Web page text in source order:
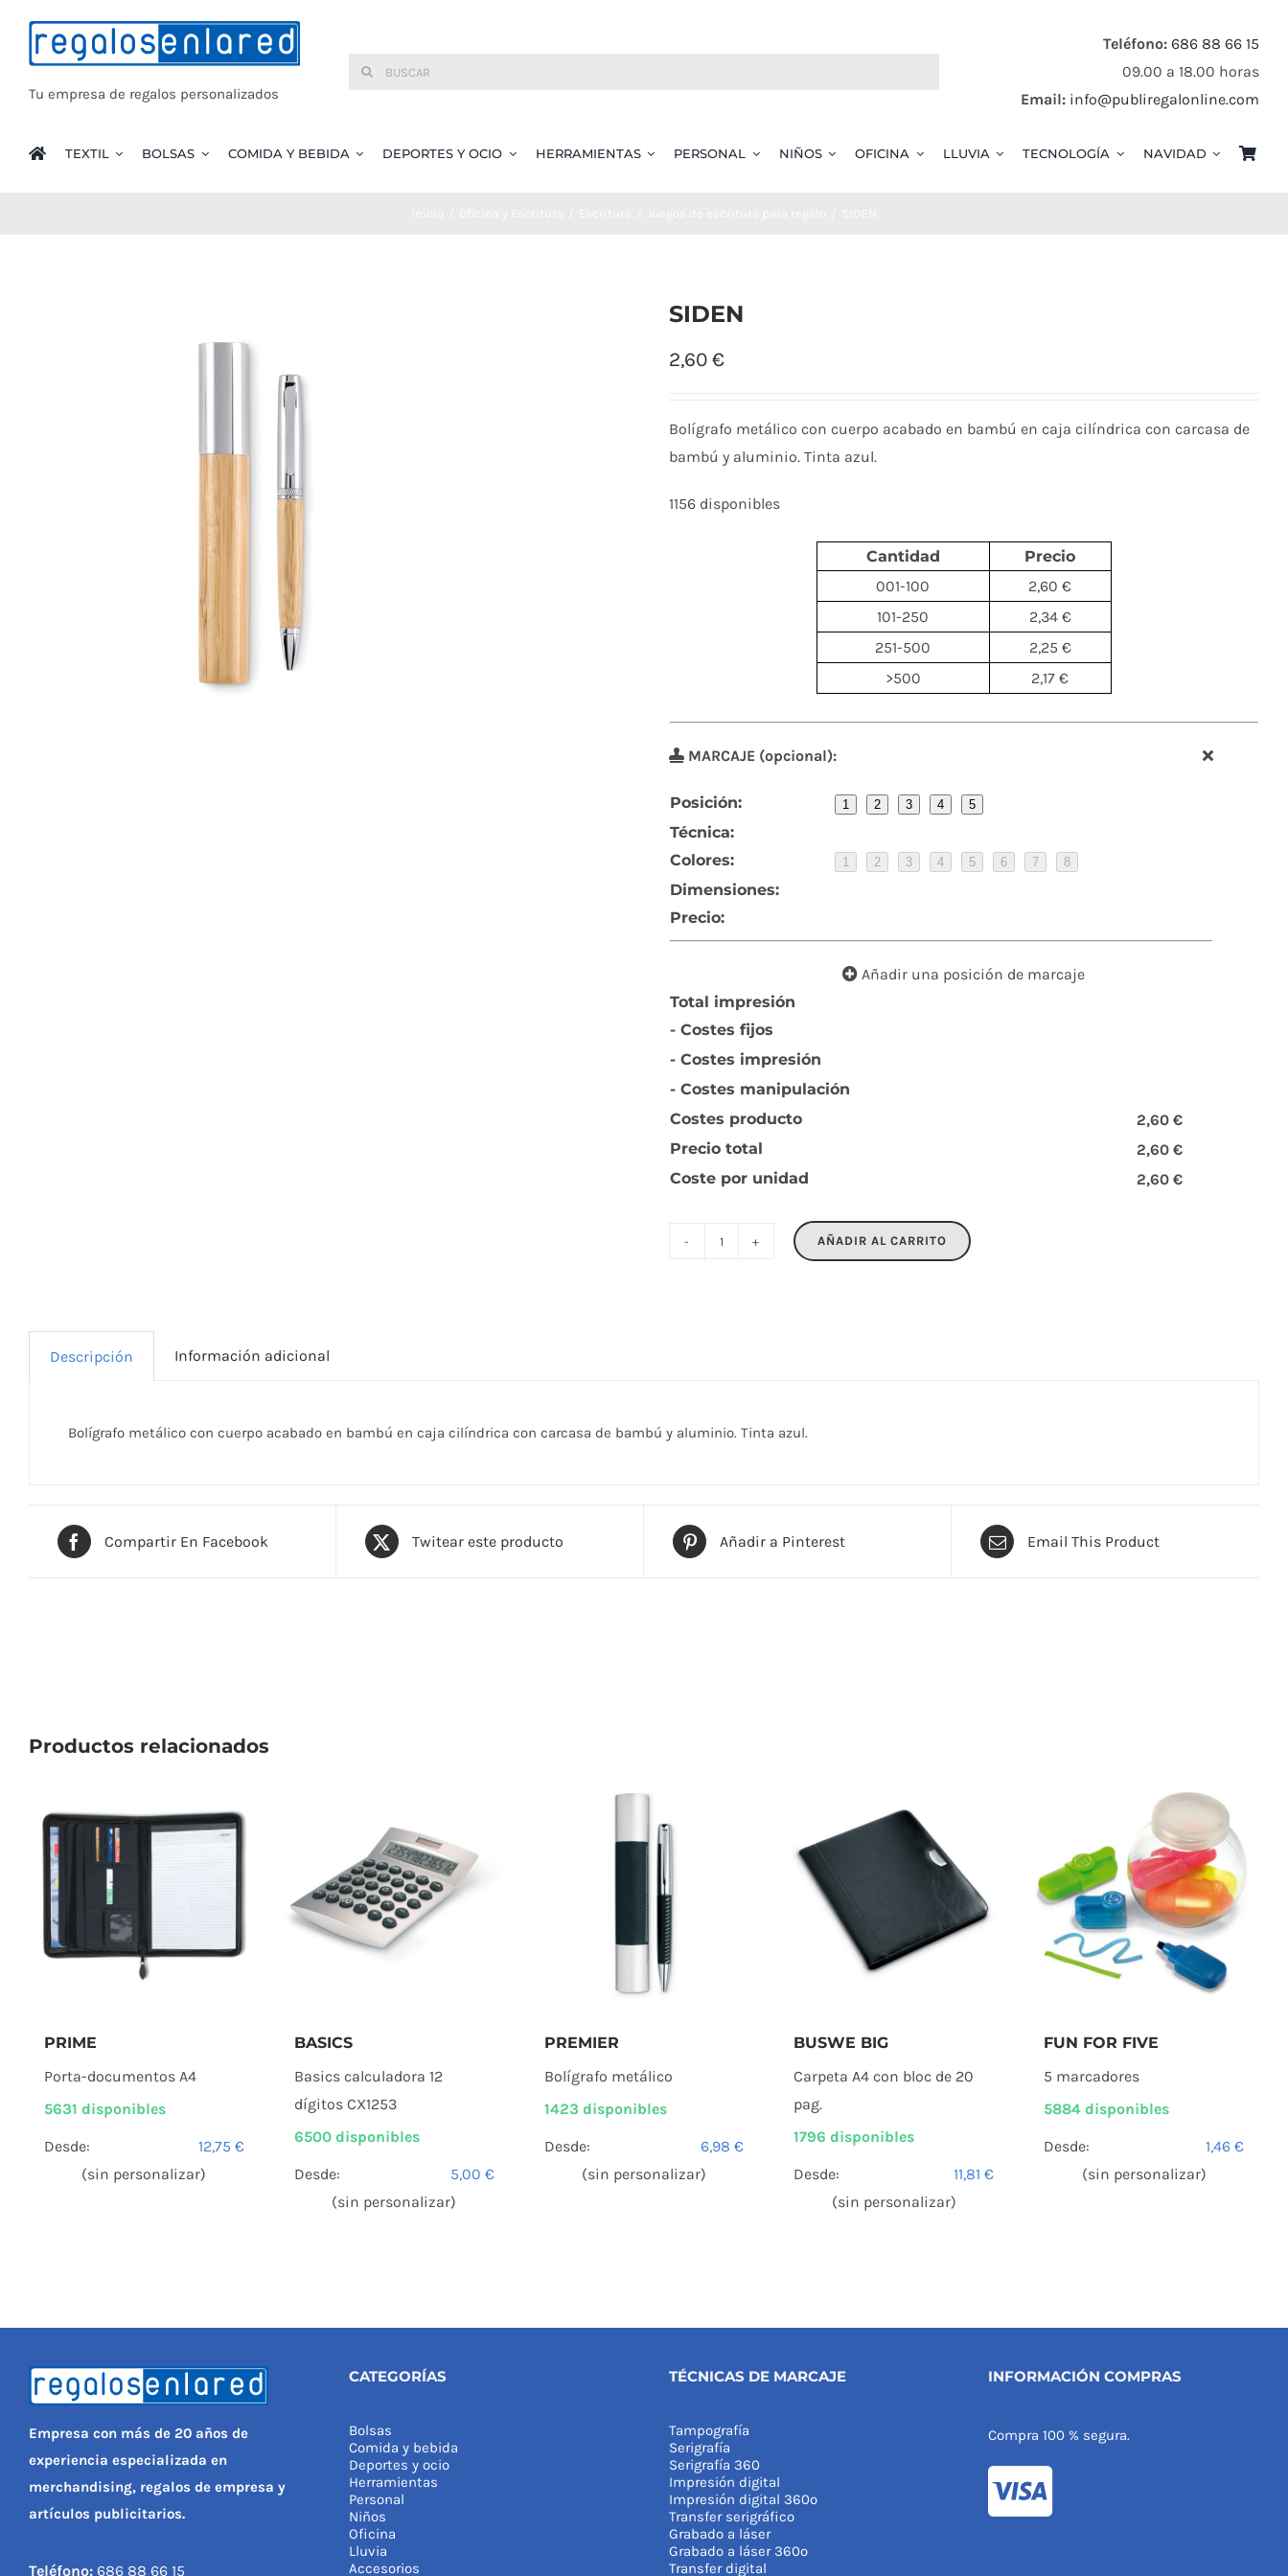
contenido
Tu empresa de regalos personalizados
Buscar:
Teléfono: 686 88 66 15
09.00 a 18.00 horas
Email: info@publiregalonline.com
TEXTIL BOLSAS COMIDA Y BEBIDA DEPORTES Y OCIO HERRAMIENTAS PERSONAL NIÑOS OFICINA LLUVIA TECNOLOGÍA NAVIDAD
SIDEN
2,60 €
Bolígrafo metálico con cuerpo acabado en bambú en caja cilíndrica con carcasa de
bambú y aluminio. Tinta azul.
1156 disponibles
Cantidad
Precio
001-100
2,60 €
101-250
2,34 €
251-500
2,25 €
>500
2,17 €
MARCAJE (opcional):
Posición: 1 2 3 4 5
Técnica:
Colores:
1 2 3 4 5 6 7 8
Dimensiones:
Precio:
Añadir una posición de marcaje
Total impresión
- Costes fijos
- Costes impresión
- Costes manipulación
Costes producto
2,60 €
Precio total
2,60 €
Coste por unidad
2,60 €
AÑADIR AL CARRITO
Descripción Información adicional
Bolígrafo metálico con cuerpo acabado en bambú en caja cilíndrica con carcasa de bambú y aluminio. Tinta azul.
Compartir En Facebook Twitear este producto Añadir a Pinterest Email This Product
Productos relacionados
PRIME
Porta-documentos A4
5631 disponibles
Desde: 12,75 €
(sin personalizar)
BASICS
Basics calculadora 12
dígitos CX1253
6500 disponibles
Desde: 5,00 €
(sin personalizar)
PREMIER
Bolígrafo metálico
1423 disponibles
Desde: 6,98€
(sin personalizar)
BUSWE BIG
Carpeta A4 con bloc de 20
pag.
1796 disponibles
Desde: 11,81€
(sin personalizar)
FUN FOR FIVE
5 marcadores
5884 disponibles
Desde: 1,46€
(sin personalizar)
Empresa con más de 20 años de
experiencia especializada en
merchandising, regalos de empresa y
artículos publicitarios.
Teléfono:686 88 66 15
CATEGORÍAS
Bolsas
Comida y bebida
Deportes y ocio
Herramientas
Personal
Niños
Oficina
Lluvia
Accesorios
TÉCNICAS DE MARCAJE
Tampografía
Serigrafía
Serigrafía 360
Impresión digital
Impresión digital 360º
Transfer serigráfico
Grabado a láser
Grabado a láser 360º
Transfer digital
INFORMACIÓN COMPRAS
Compra 100 % segura.